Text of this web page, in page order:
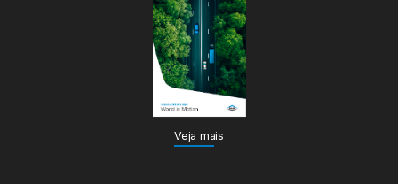
Veja mais